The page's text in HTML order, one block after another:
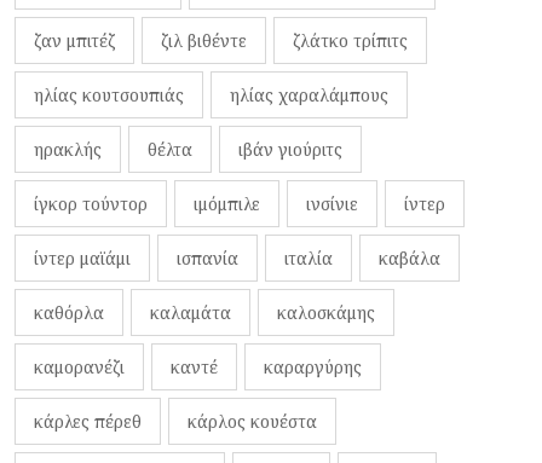
ζαν μπιτέζ ζιλ βιθέντε ζλάτκο τρίπιτς
ηλίας κουτσουπιάς ηλίας χαραλάμπους
ηρακλής θέλτα ιβάν γιούριτς
ίγκορ τούντορ ιμόμπιλε ινσίνιε ίντερ
ίντερ μαϊάμι ισπανία ιταλία καβάλα
καθόρλα καλαμάτα καλοσκάμης
καμορανέζι καντέ καραργύρης
κάρλες πέρεθ κάρλος κουέστα